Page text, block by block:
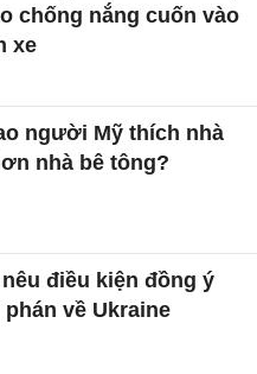
chống nắng cuốn vào
xe
người Mỹ thích nhà
nhà bê tông?
nêu điều kiện đồng ý
phán về Ukraine